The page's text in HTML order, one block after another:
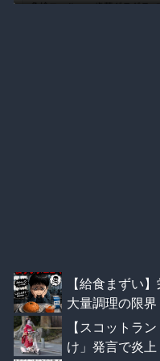
【給食まずい
大量調理の限界
【スコットラ
け」発言で炎上